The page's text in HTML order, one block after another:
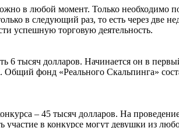
в любой момент. Только необходимо
в следующий раз, то есть через две
успешную торговую деятельность.
тысяч долларов. Начинается он в
фонд «Реального Скальпинга»
– 45 тысяч долларов. На
участие в конкурсе могут девушки из